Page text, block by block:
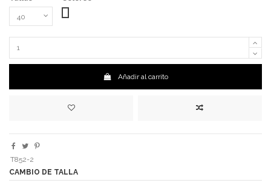
Añadir al carrito
T852-2
CAMBIO DE TALLA